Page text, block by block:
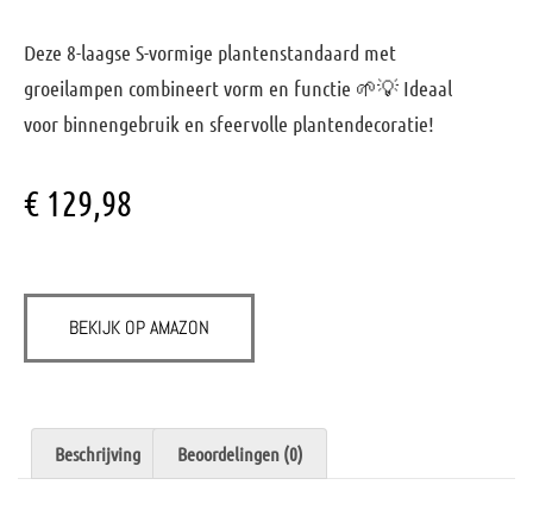
Deze 8-laagse S-vormige plantenstandaard met
groeilampen combineert vorm en functie 🌱💡 Ideaal
voor binnengebruik en sfeervolle plantendecoratie!
€ 129,98
BEKIJK OP AMAZON
Beschrijving Beoordelingen (0)